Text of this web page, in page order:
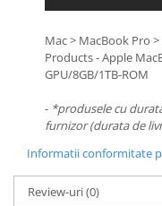
Mac > MacBook Pro
Products - Apple
GPU/8GB/1TB-ROM
- *produsele cu
furnizor (durata de
Informatii conformitate
Review-uri(0)